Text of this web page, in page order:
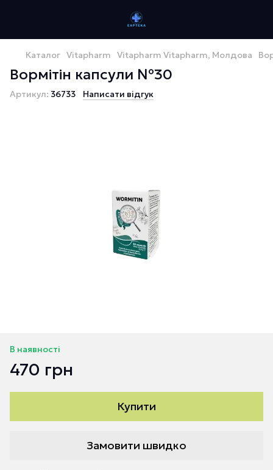
Каталог Vitapharm Vitapharm Vitapharm, Молдова
Вормітін капсули №30
Артикул: 36733 Написати відгук
В наявності
470 грн
Купити
Замовити швидко